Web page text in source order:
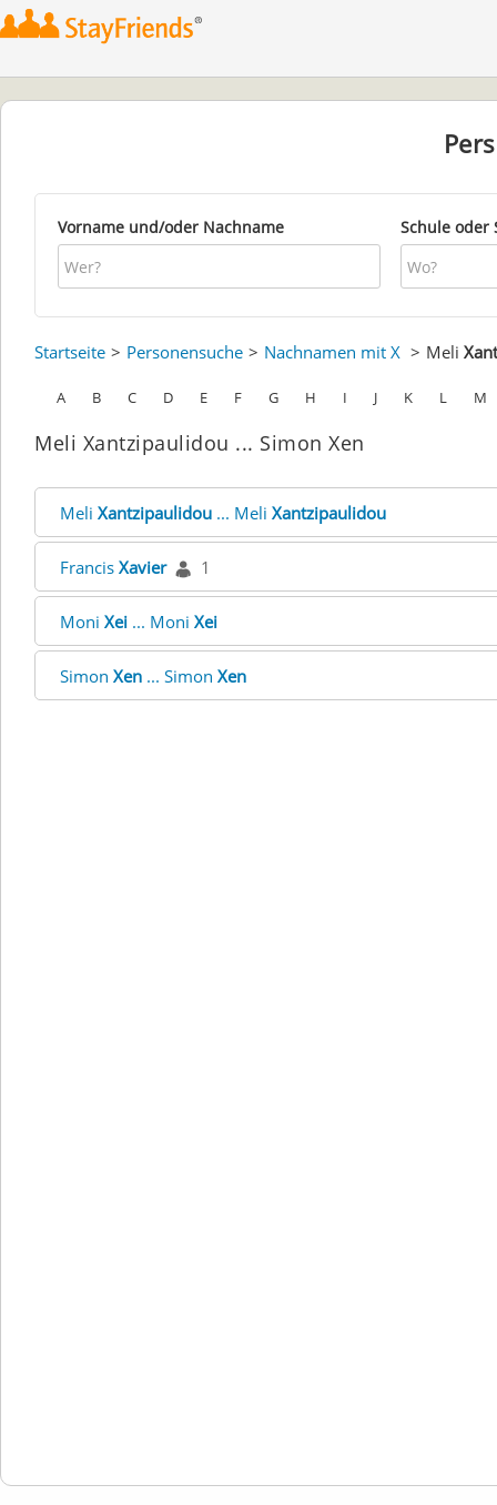
Vorname und/oder Nachname Schule oder
Startseite Personensuche Nachnamen mit X Meli
A B C D E F G H I J K L M
Meli Xantzipaulidou ... Simon Xen
Meli Xantzipaulidou ... Meli Xantzipaulidou
Francis Xavier 1
Moni Xei ... Moni Xei
Simon Xen ... Simon Xen